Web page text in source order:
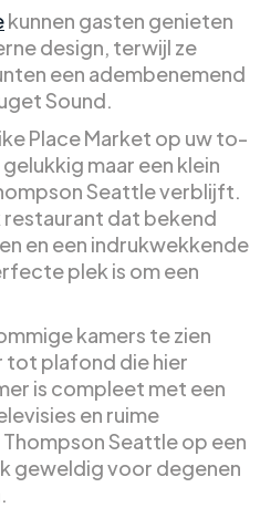
kunnen gasten genieten
design, terwijl ze
een adembenemend
Sound.
Place Market op uw to-
maar een klein
Seattle verblijft.
restaurant dat bekend
en een indrukwekkende
plek is om een
kamers te zien
tot plafond die hier
is compleet met een
en ruime
Seattle op een
geweldig voor degenen